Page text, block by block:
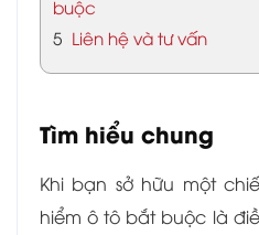
buộc
5 Liên hệ và tư vấn
Tìm hiểu chung
Khi bạn sở hữu một
hiểm ô tô bắt buộc là